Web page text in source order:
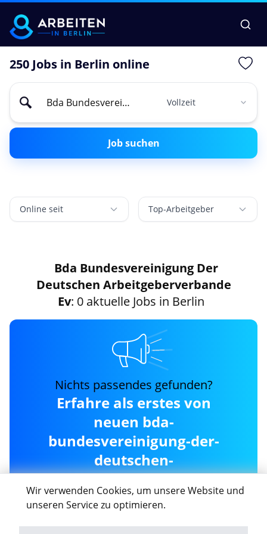
Wir verwenden Cookies, um unsere Website und
unseren Service zu optimieren.
250 Jobs in Berlin online
Job suchen
Online seit Top-Arbeitgeber
Bda Bundesvereinigung Der
Deutschen Arbeitgeberverbande
Ev: 0 aktuelle Jobs in Berlin
Nichts passendes gefunden?
Erfahre als erstes von
neuen bda-
bundesvereinigung-der-
deutschen-
arbeitgeberverbande-ev
Jobs in Berlin